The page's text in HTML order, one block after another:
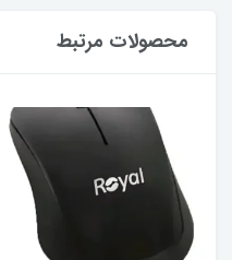
محصولات مرتبط